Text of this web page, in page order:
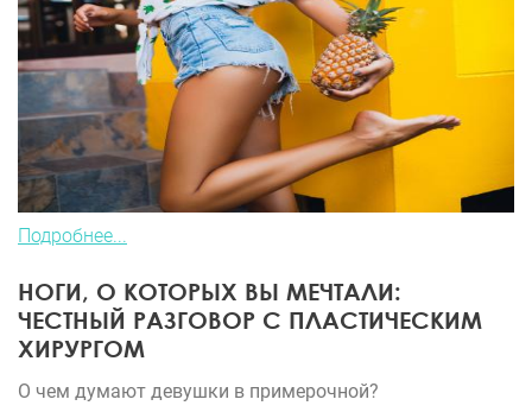
Подробнее...
НОГИ, О КОТОРЫХ ВЫ МЕЧТАЛИ:
ЧЕСТНЫЙ РАЗГОВОР С ПЛАСТИЧЕСКИМ
ХИРУРГОМ
О чем думают девушки в примерочной?